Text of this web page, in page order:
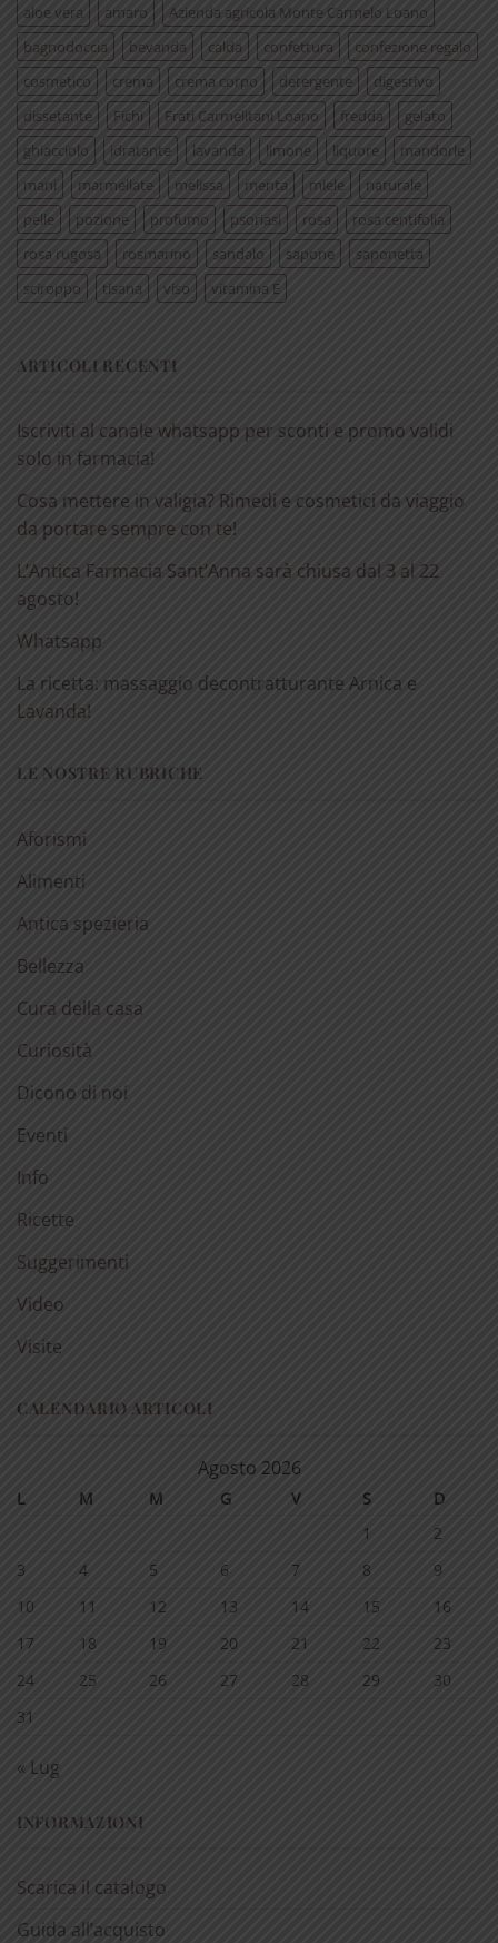
aloe vera amaro
Azienda agricola Monte Carmelo Loano
bagnodoccia
bevanda calda confettura
confezione regalo
cosmetico
crema crema corpo detergente
digestivo
dissetante
Fichi Frati Carmelitani Loano fredda
gelato
ghiacciolo
idratante lavanda limone liquore
mandorle
mani
marmellate melissa menta miele
naturale
pelle
pozione profumo psoriasi rosa
rosa centifolia
rosa rugosa
rosmarino sandalo sapone
saponetta
sciroppo
tisana viso vitamina E
ARTICOLI RECENTI
Iscriviti al canale whatsapp per sconti e promo validi
solo in farmacia!
Cosa mettere in valigia? Rimedi e cosmetici da viaggio
da portare sempre con te!
L’Antica Farmacia Sant’Anna sarà chiusa dal 3 al 22
agosto!
Whatsapp
La ricetta: massaggio decontratturante Arnica e
Lavanda!
LE NOSTRE RUBRICHE
Aforismi
Alimenti
Antica spezieria
Bellezza
Cura della casa
Curiosità
Dicono di noi
Eventi
Info
Ricette
Suggerimenti
Video
Visite
CALENDARIO ARTICOLI
Agosto 2026
L M M G V S
D
1
2
3
4 5 6 7 8
9
10
11 12 13 14 15
16
17
18 19 20 21 22
23
24
25 26 27 28 29
30
31
« Lug
INFORMAZIONI
Scarica il catalogo
Guida all’acquisto